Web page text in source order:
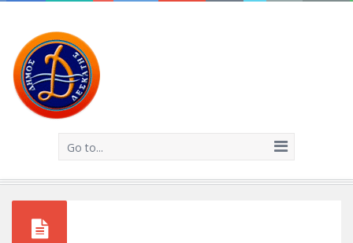
Go to...